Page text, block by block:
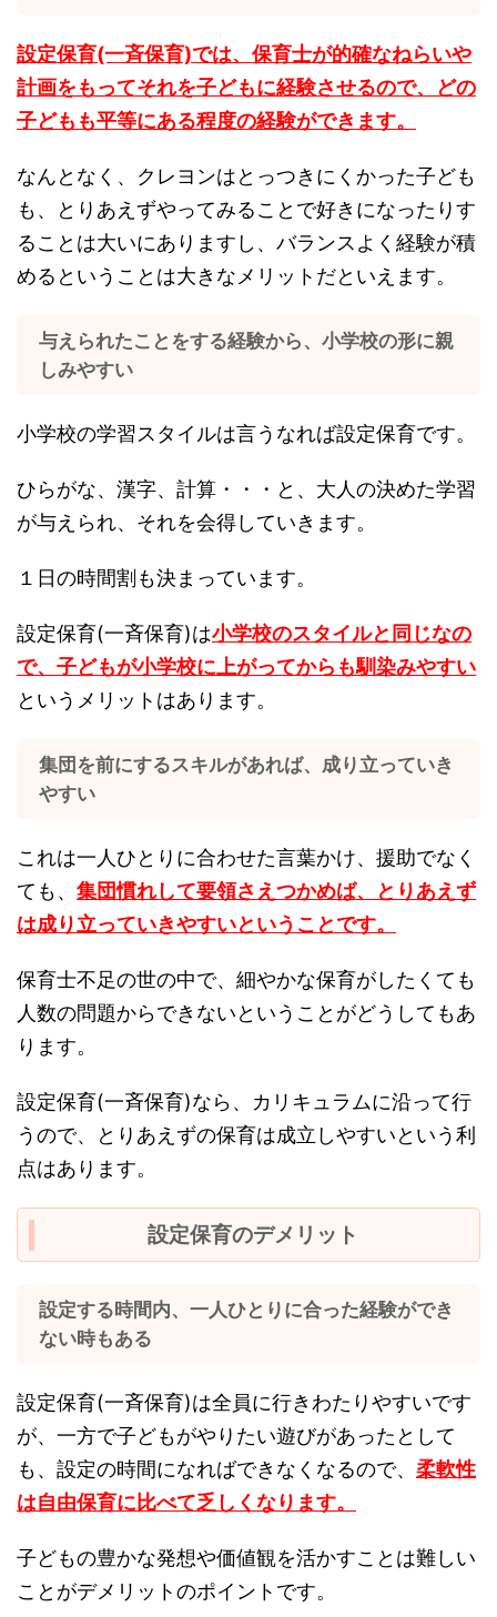
設定保育(一斉保育)では、保育士が的確なねらいや
計画をもってそれを子どもに経験させるので、どの
子どもも平等にある程度の経験ができます。
なんとなく、クレヨンはとっつきにくかった子ども
も、とりあえずやってみることで好きになったりす
ることは大いにありますし、バランスよく経験が積
めるということは大きなメリットだといえます。
与えられたことをする経験から、小学校の形に親
しみやすい
小学校の学習スタイルは言うなれば設定保育です。
ひらがな、漢字、計算・・・と、大人の決めた学習
が与えられ、それを会得していきます。
１日の時間割も決まっています。
設定保育(一斉保育)は小学校のスタイルと同じなの
で、子どもが小学校に上がってからも馴染みやすい
というメリットはあります。
集団を前にするスキルがあれば、成り立っていき
やすい
これは一人ひとりに合わせた言葉かけ、援助でなく
ても、 集団慣れして要領さえつかめば、とりあえず
は成り立っていきやすいということです。
保育士不足の世の中で、細やかな保育がしたくても
人数の問題からできないということがどうしてもあ
ります。
設定保育(一斉保育)なら、カリキュラムに沿って行
うので、とりあえずの保育は成立しやすいという利
点はあります。
設定保育のデメリット
設定する時間内、一人ひとりに合った経験ができ
ない時もある
設定保育(一斉保育)は全員に行きわたりやすいです
が、一方で子どもがやりたい遊びがあったとして
も、設定の時間になればできなくなるので、 柔軟性
は自由保育に比べて乏しくなります。
子どもの豊かな発想や価値観を活かすことは難しい
ことがデメリットのポイントです。